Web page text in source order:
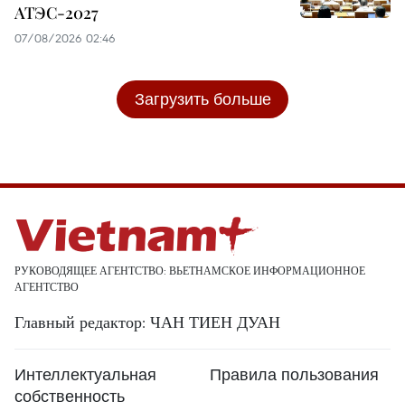
АТЭС-2027
07/08/2026 02:46
Загрузить больше
РУКОВОДЯЩЕЕ АГЕНТСТВО: ВЬЕТНАМСКОЕ ИНФОРМАЦИОННОЕ
АГЕНТСТВО
Главный редактор: ЧАН ТИЕН ДУАН
Интеллектуальная
собственность
Правила пользования